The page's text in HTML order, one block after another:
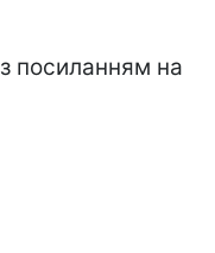
з посиланням на